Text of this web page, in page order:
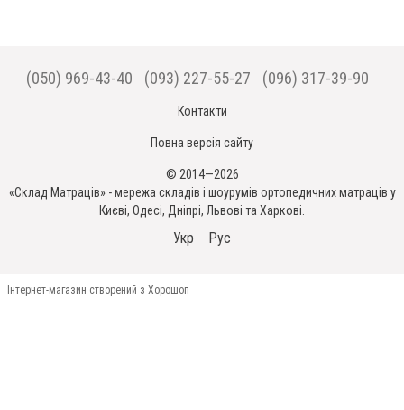
(050) 969-43-40 (093) 227-55-27 (096) 317-39-90
Контакти
Повна версія сайту
© 2014—2026
«Склад Матраців» - мережа складів і шоурумів ортопедичних матраців у
Києві, Одесі, Дніпрі, Львові та Харкові.
Укр Рус
Інтернет-магазин створений з Хорошоп